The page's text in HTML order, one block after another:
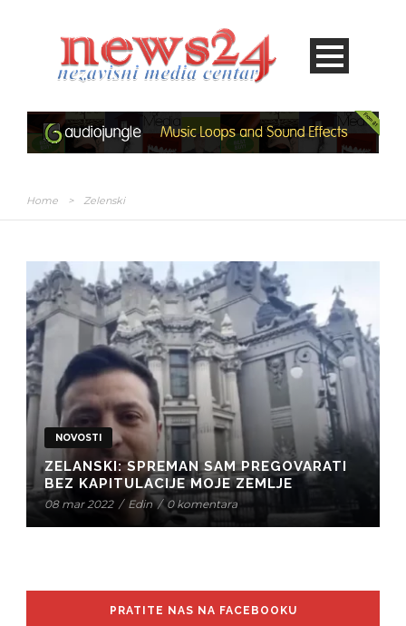
Home > Zelenski
NOVOSTI
ZELANSKI: SPREMAN SAM PREGOVARATI
BEZ KAPITULACIJE MOJE ZEMLJE
08 mar 2022 / Edin / 0 komentara
PRATITE NAS NA FACEBOOKU